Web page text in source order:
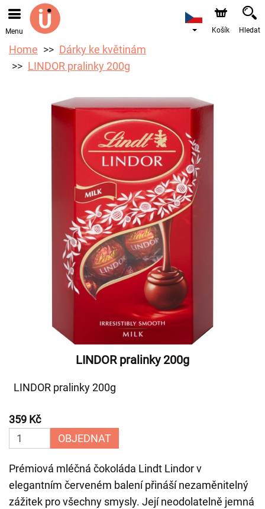
Objednávky přes e-shop přijímáme. Nejbližší možné
doručení je od 10.8.2026 z důvodu dovolené.
Menu Košík Hledat
Home
Dárky ke květinám
LINDOR pralinky 200g
LINDOR pralinky 200g
LINDOR pralinky 200g
359 Kč
OBJEDNAT
Prémiová mléčná čokoláda Lindt Lindor v
elegantním červeném balení přináší nezaměnitelný
zážitek pro všechny smysly. Její neodolatelně jemná